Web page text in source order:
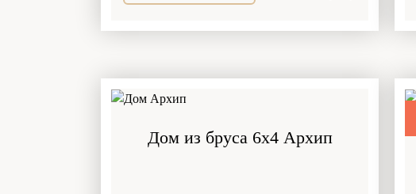
Дом из бруса 6x4 Архип